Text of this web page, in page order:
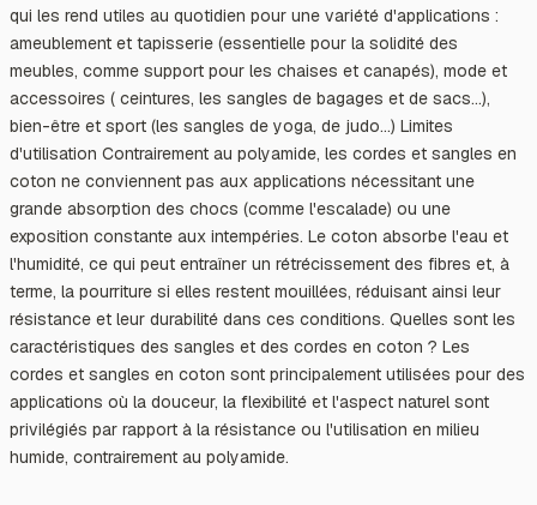
qui les rend utiles au quotidien pour une variété d'applications :
ameublement et tapisserie (essentielle pour la solidité des
meubles, comme support pour les chaises et canapés), mode et
accessoires ( ceintures, les sangles de bagages et de sacs…),
bien-être et sport (les sangles de yoga, de judo…) Limites
d'utilisation Contrairement au polyamide, les cordes et sangles en
coton ne conviennent pas aux applications nécessitant une
grande absorption des chocs (comme l'escalade) ou une
exposition constante aux intempéries. Le coton absorbe l'eau et
l'humidité, ce qui peut entraîner un rétrécissement des fibres et, à
terme, la pourriture si elles restent mouillées, réduisant ainsi leur
résistance et leur durabilité dans ces conditions. Quelles sont les
caractéristiques des sangles et des cordes en coton ? Les
cordes et sangles en coton sont principalement utilisées pour des
applications où la douceur, la flexibilité et l'aspect naturel sont
privilégiés par rapport à la résistance ou l'utilisation en milieu
humide, contrairement au polyamide.